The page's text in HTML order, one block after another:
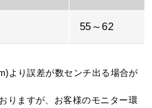
55～62
より誤差が数センチ出る場合が
りますが、お客様のモニター環